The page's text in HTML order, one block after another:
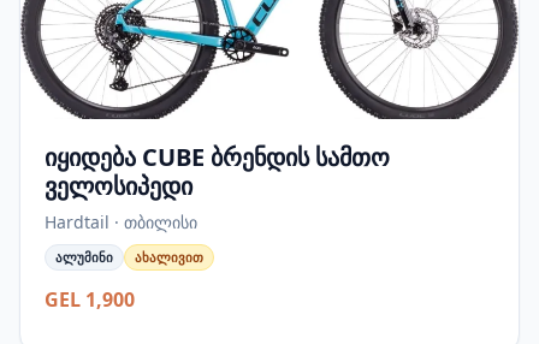
იყიდება CUBE ბრენდის სამთო
ველოსიპედი
Hardtail · თბილისი
ალუმინი ახალივით
GEL 1,900